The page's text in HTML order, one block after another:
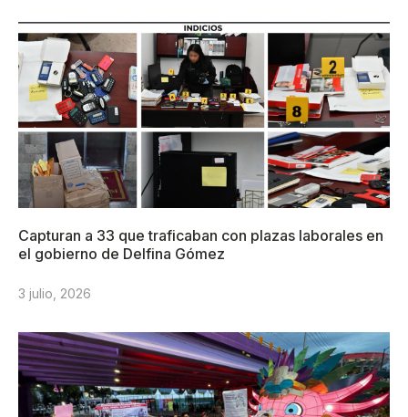
Capturan a 33 que traficaban con plazas laborales en
el gobierno de Delfina Gómez
3 julio, 2026